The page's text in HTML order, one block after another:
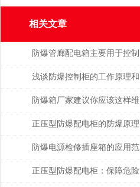
相关文章
防爆管廊配电箱主要用于控制
和分配管廊内的电力资源
浅谈防爆控制柜的工作原理和
优点
防爆箱厂家建议你应该这样维
护防爆类产品！
正压型防爆配电柜的防爆原理
是什么
防爆电源检修插座箱的应用范
围较为广泛
正压型防爆配电柜：保障危险